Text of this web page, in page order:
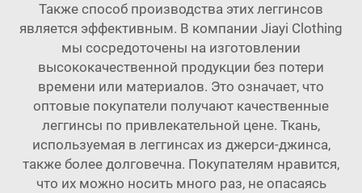
Также способ производства этих леггинсов
является эффективным. В компании Jiayi Clothing
мы сосредоточены на изготовлении
высококачественной продукции без потери
времени или материалов. Это означает, что
оптовые покупатели получают качественные
леггинсы по привлекательной цене. Ткань,
используемая в леггинсах из джерси-джинса,
также более долговечна. Покупателям нравится,
что их можно носить много раз, не опасаясь